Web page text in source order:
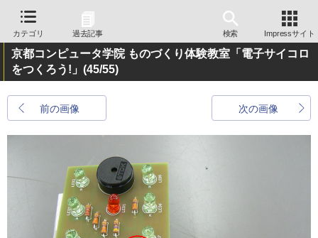
カテゴリ 過去記事 検索 Impressサイト
京都コンピュータ学院 ものづくり体験教室「電子サイコロ
をつくろう!」 (45/55)
前の画像 次の画像